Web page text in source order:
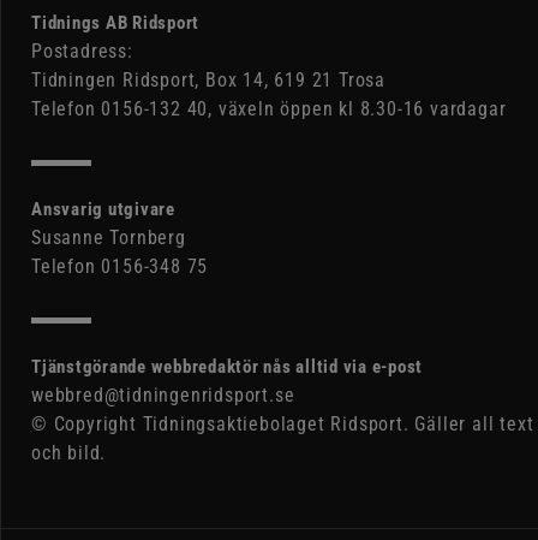
Tidnings AB Ridsport
Postadress:
Tidningen Ridsport, Box 14, 619 21 Trosa
Telefon 0156-132 40, växeln öppen kl 8.30-16 vardagar
Ansvarig utgivare
Susanne Tornberg
Telefon 0156-348 75
Tjänstgörande webbredaktör nås alltid via e-post
webbred@tidningenridsport.se
© Copyright Tidningsaktiebolaget Ridsport. Gäller all text
och bild.